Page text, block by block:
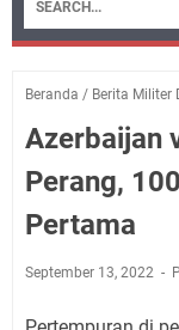
Beranda / Berita Militer
Azerbaijan
Perang,
Pertama
September 13, 2022